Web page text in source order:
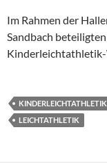
Im Rahmen der
Sandbach
KINDERLEICHTATHLETIK
LEICHTATHLETIK